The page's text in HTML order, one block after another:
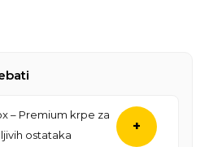
– Premium krpe za
ostataka
+